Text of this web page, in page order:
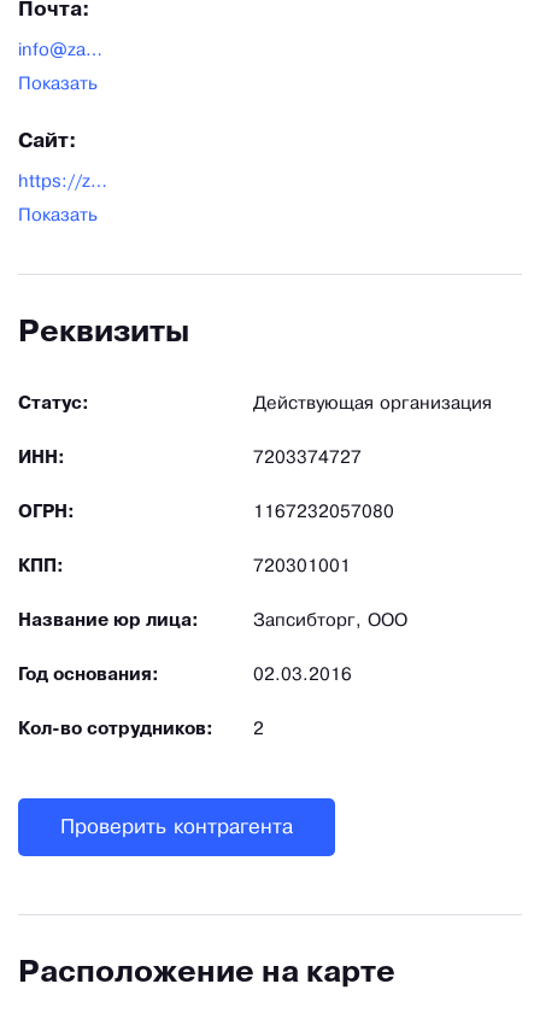
Почта:
info@zapsibtorg72.ru
Показать
Сайт:
https://zapsibtorg72.ru/
Показать
Реквизиты
Статус: Действующая организация
ИНН: 7203374727
ОГРН: 1167232057080
КПП: 720301001
Название юр лица: Запсибторг, ООО
Год основания: 02.03.2016
Кол-во сотрудников: 2
Проверить контрагента
Расположение на карте